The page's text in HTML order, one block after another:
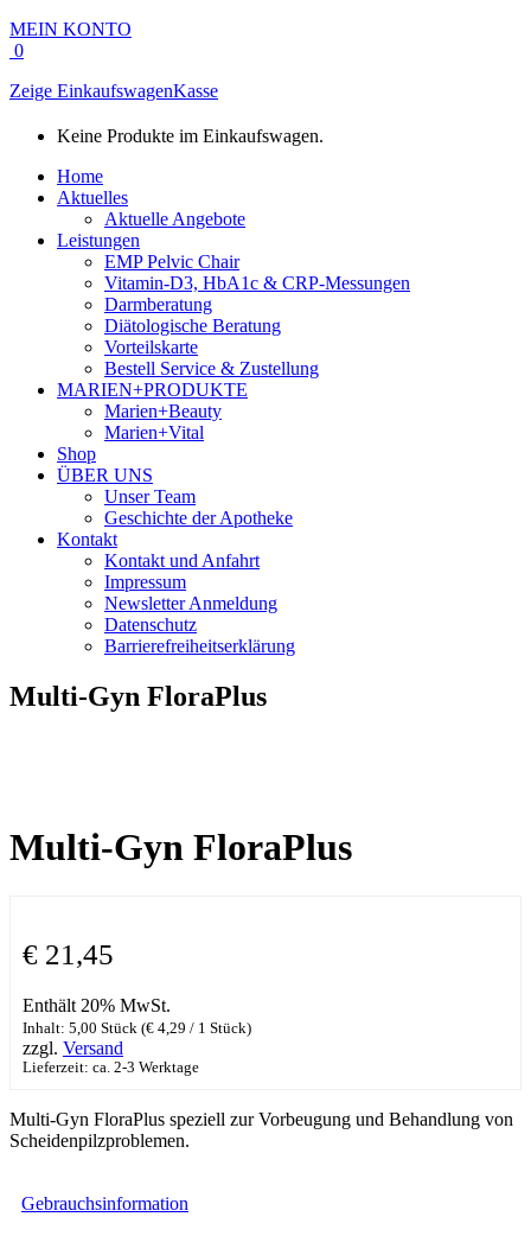
MEIN KONTO
0
Zeige EinkaufswagenKasse
Keine Produkte im Einkaufswagen.
Home
Aktuelles
Aktuelle Angebote
Leistungen
EMP Pelvic Chair
Vitamin-D3, HbA1c & CRP-Messungen
Darmberatung
Diätologische Beratung
Vorteilskarte
Bestell Service & Zustellung
MARIEN+PRODUKTE
Marien+Beauty
Marien+Vital
Shop
ÜBER UNS
Unser Team
Geschichte der Apotheke
Kontakt
Kontakt und Anfahrt
Impressum
Newsletter Anmeldung
Datenschutz
Barrierefreiheitserklärung
Multi-Gyn FloraPlus
Multi-Gyn FloraPlus
€ 21,45
Enthält 20% MwSt.
Inhalt: 5,00 Stück (€ 4,29 / 1 Stück)
zzgl. Versand
Lieferzeit: ca. 2-3 Werktage
Multi-Gyn FloraPlus speziell zur Vorbeugung und Behandlung von
Scheidenpilzproblemen.
Gebrauchsinformation